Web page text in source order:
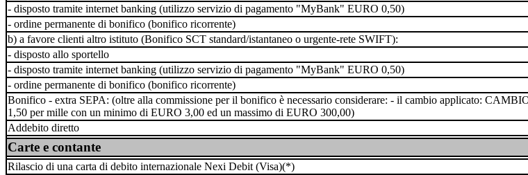
- disposto tramite internet banking (utilizzo servizio di pagamento "MyBank" EURO 0,50)
- ordine permanente di bonifico (bonifico ricorrente)
b) a favore clienti altro istituto (Bonifico SCT standard/istantaneo o urgente-rete SWIFT):
- disposto allo sportello
- disposto tramite internet banking (utilizzo servizio di pagamento "MyBank" EURO 0,50)
- ordine permanente di bonifico (bonifico ricorrente)
Bonifico - extra SEPA: (oltre alla commissione per il bonifico è necessario considerare: - il cambio applicato:
1,50 per mille con un minimo di EURO 3,00 ed un massimo di EURO 300,00)
Addebito diretto
Carte e contante
Rilascio di una carta di debito internazionale Nexi Debit (Visa)(*)